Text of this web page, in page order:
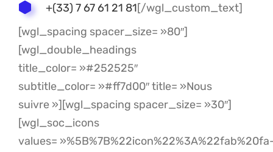
+(33) 7 67 61 21 81[/wgl_custom_text]
[wgl_spacing spacer_size= »80″]
[wgl_double_headings
title_color= »#252525″
subtitle_color= »#ff7d00″ title= »Nous
suivre »][wgl_spacing spacer_size= »30″]
[wgl_soc_icons
values=